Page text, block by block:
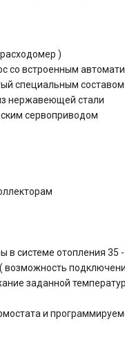
)
со встроенным
специальным
нержавеющей стали
сервоприводом
в системе отопления
возможность
заданной
и